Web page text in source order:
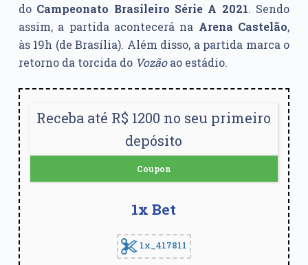
do Campeonato Brasileiro Série A 2021. Sendo
assim, a partida acontecerá na Arena Castelão,
às 19h (de Brasília). Além disso, a partida marca o
retorno da torcida do Vozãoao estádio.
Receba até R$ 1200 no seu primeiro
depósito
Coupon
1x Bet
1x_417811